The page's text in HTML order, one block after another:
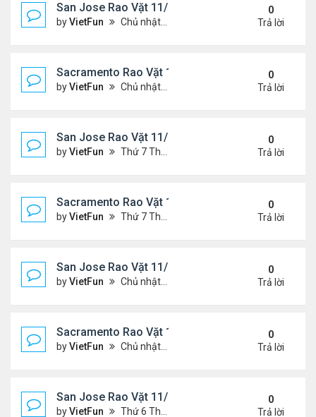
San Jose Rao Vặt 11/26/21- 12/3/21
byVietFun Chủ nhật Tháng 11 28, 2021 8:26 pm
0
Trả lời
Sacramento Rao Vặt 11/26/21- 12/3/21
byVietFun Chủ nhật Tháng 11 28, 2021 8:22 pm
0
Trả lời
San Jose Rao Vặt 11/19/21 - 11/26/21
byVietFun Thứ 7 Tháng 11 20, 2021 10:30 am
0
Trả lời
Sacramento Rao Vặt 11/19/21 - 11/26/21
byVietFun Thứ 7 Tháng 11 20, 2021 10:22 am
0
Trả lời
San Jose Rao Vặt 11/12/21- 11/19/21
byVietFun Chủ nhật Tháng 11 14, 2021 8:16 pm
0
Trả lời
Sacramento Rao Vặt 11/12/21- 11/19/21
byVietFun Chủ nhật Tháng 11 14, 2021 8:13 pm
0
Trả lời
San Jose Rao Vặt 11/5/21 - 11/12/21
byVietFun Thứ 6 Tháng 11 05, 2021 11:39 am
0
Trả lời